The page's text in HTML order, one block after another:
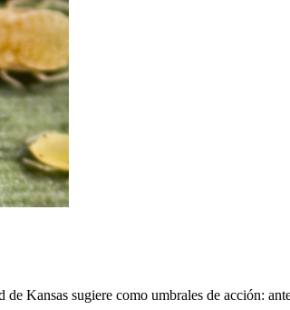
Kansas sugiere como umbrales de acción: